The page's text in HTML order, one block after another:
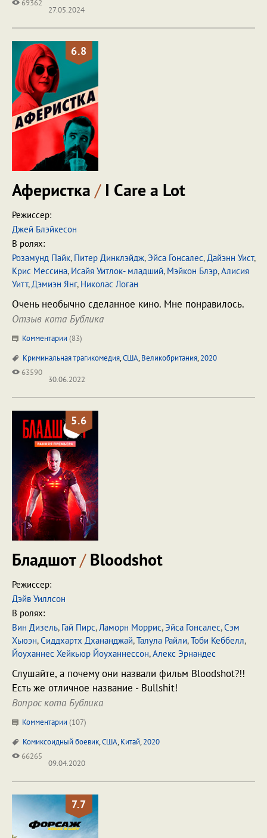
69362
27.05.2024
6.8
Аферистка /I Care a Lot
Режиссер:
Джей Блэйкесон
В ролях:
Розамунд Пайк, Питер Динклэйдж,Эйса Гонсалес,Дайэнн Уист,
Крис Мессина, Исайя Уитлок- младший, Мэйкон Блэр,Алисия
Уитт,Дэмиэн Янг, Николас Логан
Очень необычно сделанное кино. Мне понравилось.
Отзыв кота Бублика
Комментарии (83)
Криминальная трагикомедия,США,Великобритания,2020
63590
30.06.2022
5.6
Бладшот/Bloodshot
Режиссер:
Дэйв Уиллсон
В ролях:
Вин Дизель, Гай Пирс,Ламорн Моррис,Эйса Гонсалес,Сэм
Хьюэн,Сиддхартх Дхананджай,Талула Райли,Тоби Кеббелл,
Йоуханнес Хейкьюр Йоуханнессон,Алекс Эрнандеc
Слушайте, а почему они назвали фильм Bloodshot?!!
Есть же отличное название - Bullshit!
Вопрос кота Бублика
Комментарии (107)
Комиксоидный боевик,США,Китай,2020
66265
09.04.2020
7.7